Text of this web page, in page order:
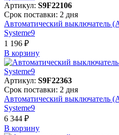
Артикул: S9F22106
Срок поставки: 2 дня
Автоматический выключатель
Systeme9
1 196 ₽
В корзинy
Артикул: S9F22363
Срок поставки: 2 дня
Автоматический выключатель
Systeme9
6 344 ₽
В корзинy